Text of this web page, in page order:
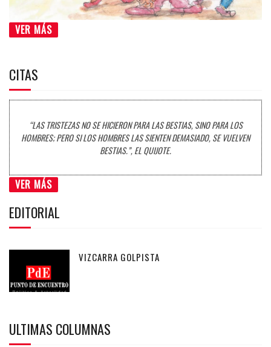
VER MÁS
CITAS
“LAS TRISTEZAS NO SE HICIERON PARA LAS BESTIAS, SINO PARA LOS
HOMBRES; PERO SI LOS HOMBRES LAS SIENTEN DEMASIADO, SE VUELVEN
BESTIAS.”, EL QUIJOTE.
VER MÁS
EDITORIAL
VIZCARRA GOLPISTA
ULTIMAS COLUMNAS